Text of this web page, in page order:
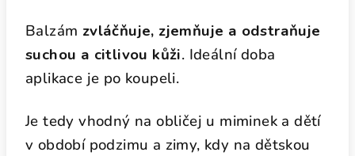
Balzám zvláčňuje, zjemňuje a odstraňuje
suchou a citlivou kůži. Ideální doba
aplikace je po koupeli.
Je tedy vhodný na obličej u miminek a dětí
v období podzimu a zimy, kdy na dětskou